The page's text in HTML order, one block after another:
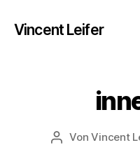
Vincent Leifer
Beitragsautor
VonVincent